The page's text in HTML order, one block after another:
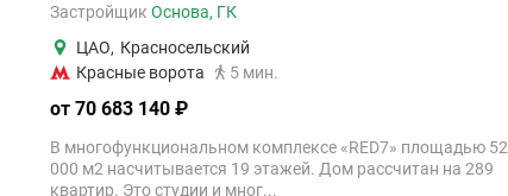
Застройщик Основа, ГК
ЦАО, Красносельский
Красные ворота
5 мин.
от 70 683 140 ₽
В многофункциональном комплексе «RED7» площадью 52
000 м2 насчитывается 19 этажей. Дом рассчитан на 289
квартир. Это студии и мног...